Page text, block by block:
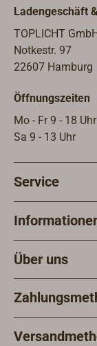
in
mit
von
Ladengeschäft
TOPLICHT
Notkestr. 97
22607 Hamburg
Öffnungszeiten
Mo - Fr 9 - 18 Uhr
Sa 9 - 13 Uhr
Service
Über uns